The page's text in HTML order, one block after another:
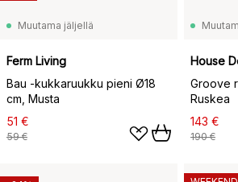
Muutama jäljellä
Ferm Living
Bau -kukkaruukku pieni Ø18
cm, Musta
51 €
59 €
House
Groove
Ruskea
143 €
190 €